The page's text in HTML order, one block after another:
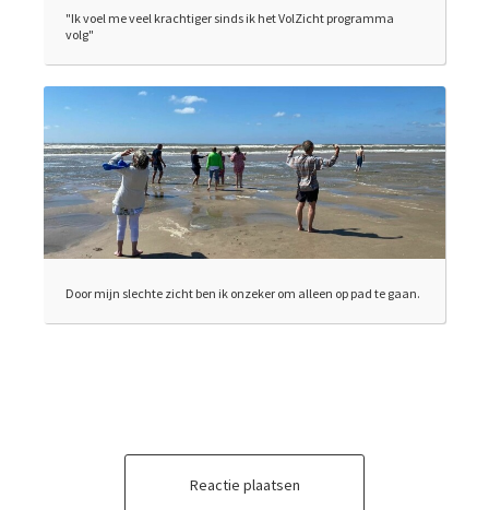
"Ik voel me veel krachtiger sinds ik het VolZicht programma
volg"
Door mijn slechte zicht ben ik onzeker om alleen op pad te gaan.
Reactie plaatsen